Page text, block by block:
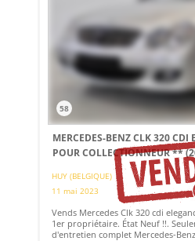
58
MERCEDES-BENZ CLK 320 CDI
POUR COLLECTIONNEUR **
HUY (BELGIQUE)
11 mai 2023
Vends Mercedes Clk 320 cdi
1er propriétaire. État Neuf !!.
d'entretien complet Mercedes-Benz